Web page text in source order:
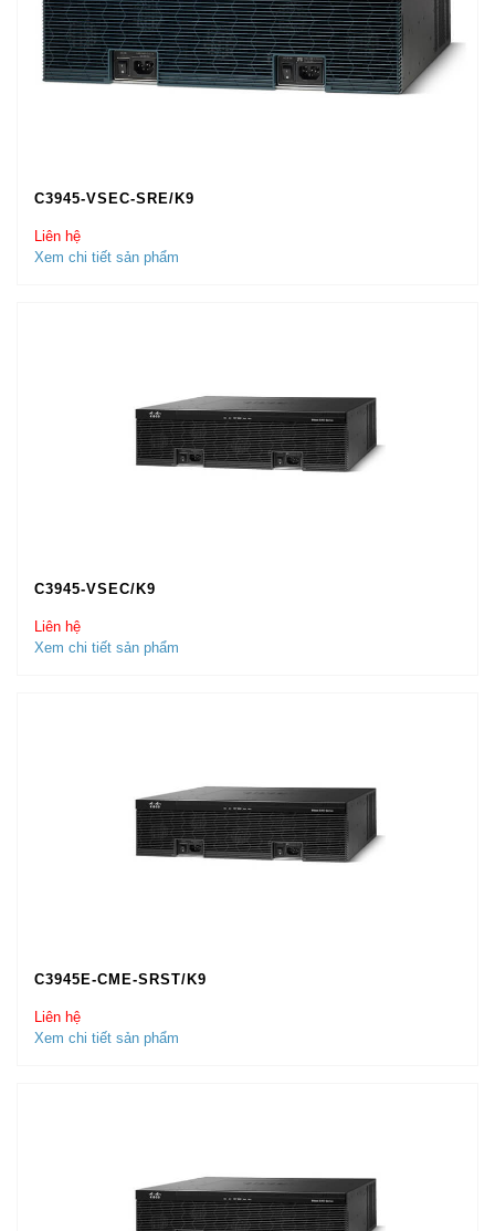
C3945-VSEC-SRE/K9
Liên hệ
Xem chi tiết sản phẩm
C3945-VSEC/K9
Liên hệ
Xem chi tiết sản phẩm
C3945E-CME-SRST/K9
Liên hệ
Xem chi tiết sản phẩm